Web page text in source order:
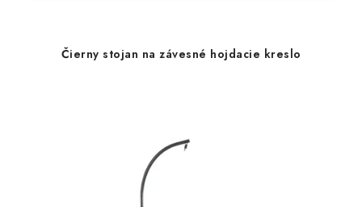
Čierny stojan na závesné hojdacie kreslo